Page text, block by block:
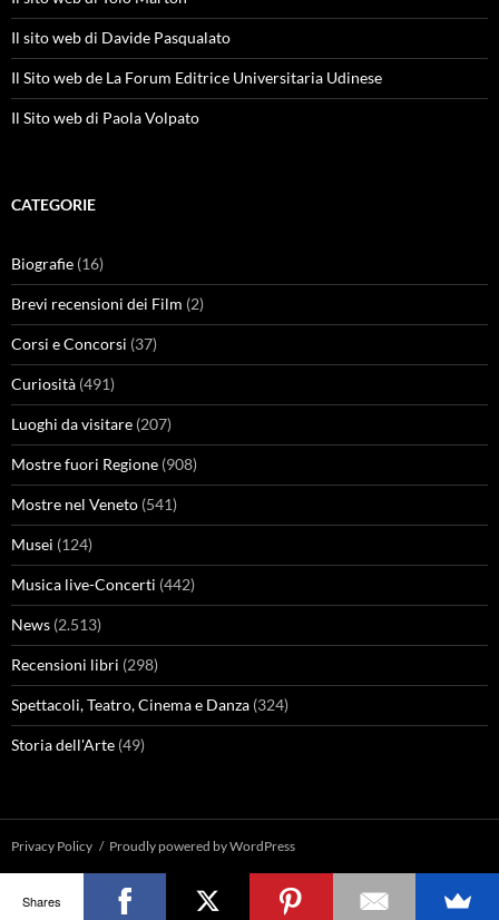
Il sito web di Davide Pasqualato
Il Sito web de La Forum Editrice Universitaria Udinese
Il Sito web di Paola Volpato
CATEGORIE
Biografie (16)
Brevi recensioni dei Film (2)
Corsi e Concorsi (37)
Curiosità (491)
Luoghi da visitare (207)
Mostre fuori Regione (908)
Mostre nel Veneto (541)
Musei (124)
Musica live-Concerti (442)
News (2.513)
Recensioni libri (298)
Spettacoli, Teatro, Cinema e Danza (324)
Storia dell'Arte (49)
Privacy Policy Proudly powered by WordPress
Shares